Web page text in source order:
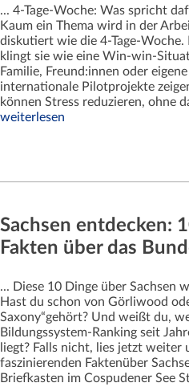
... 4-Tage-Woche: Was spricht
Kaum ein Thema wird in der
diskutiert wie die 4-Tage-Woche.
klingt sie wie eine Win-win-
Familie, Freund:innen oder
internationale Pilotprojekte
können Stress reduzieren, ohne
weiterlesen
Sachsen entdecken:
Fakten über das
... Diese 10 Dinge über Sachsen
Hast du schon von Görliwood
Saxony“gehört? Und weißt du,
Bildungssystem-Ranking seit
liegt? Falls nicht, lies jetzt weiter
faszinierenden Faktenüber
Briefkasten im Cospudener See